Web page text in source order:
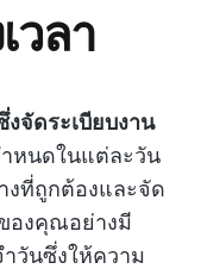
วลา
จัดระเบียบงาน
หนดในแต่ละวัน
ที่ถูกต้องและจัด
องคุณอย่างมี
วันซึ่งให้ความ